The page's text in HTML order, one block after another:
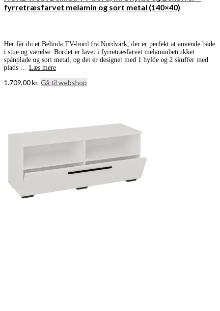
fyrretræsfarvet melamin og sort metal (140×40)
Her får du et Belinda TV-bord fra Nordvärk, der er perfekt at anvende både
i stue og værelse. Bordet er lavet i fyrretræsfarvet melaminbetrukket
spånplade og sort metal, og det er designet med 1 hylde og 2 skuffer med
plads … Læs mere
1.709,00kr. Gå til webshop